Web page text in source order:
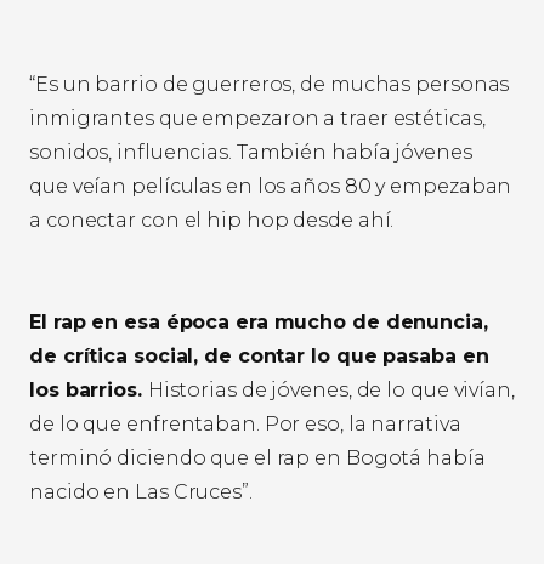
“Es un barrio de guerreros, de muchas personas
inmigrantes que empezaron a traer estéticas,
sonidos, influencias. También había jóvenes
que veían películas en los años 80 y empezaban
a conectar con el hip hop desde ahí.
El rap en esa época era mucho de denuncia,
de crítica social, de contar lo que pasaba en
los barrios. Historias de jóvenes, de lo que vivían,
de lo que enfrentaban. Por eso, la narrativa
terminó diciendo que el rap en Bogotá había
nacido en Las Cruces”.